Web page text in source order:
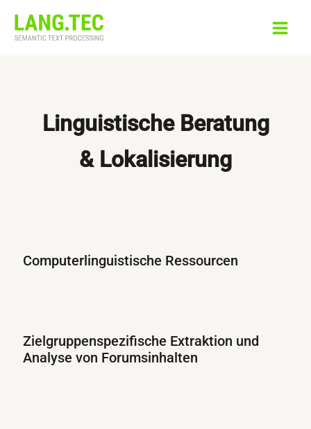
Inhalt
springen
Linguistische Beratung
& Lokalisierung
Computerlinguistische Ressourcen
Zielgruppenspezifische Extraktion und
Analyse von Forumsinhalten